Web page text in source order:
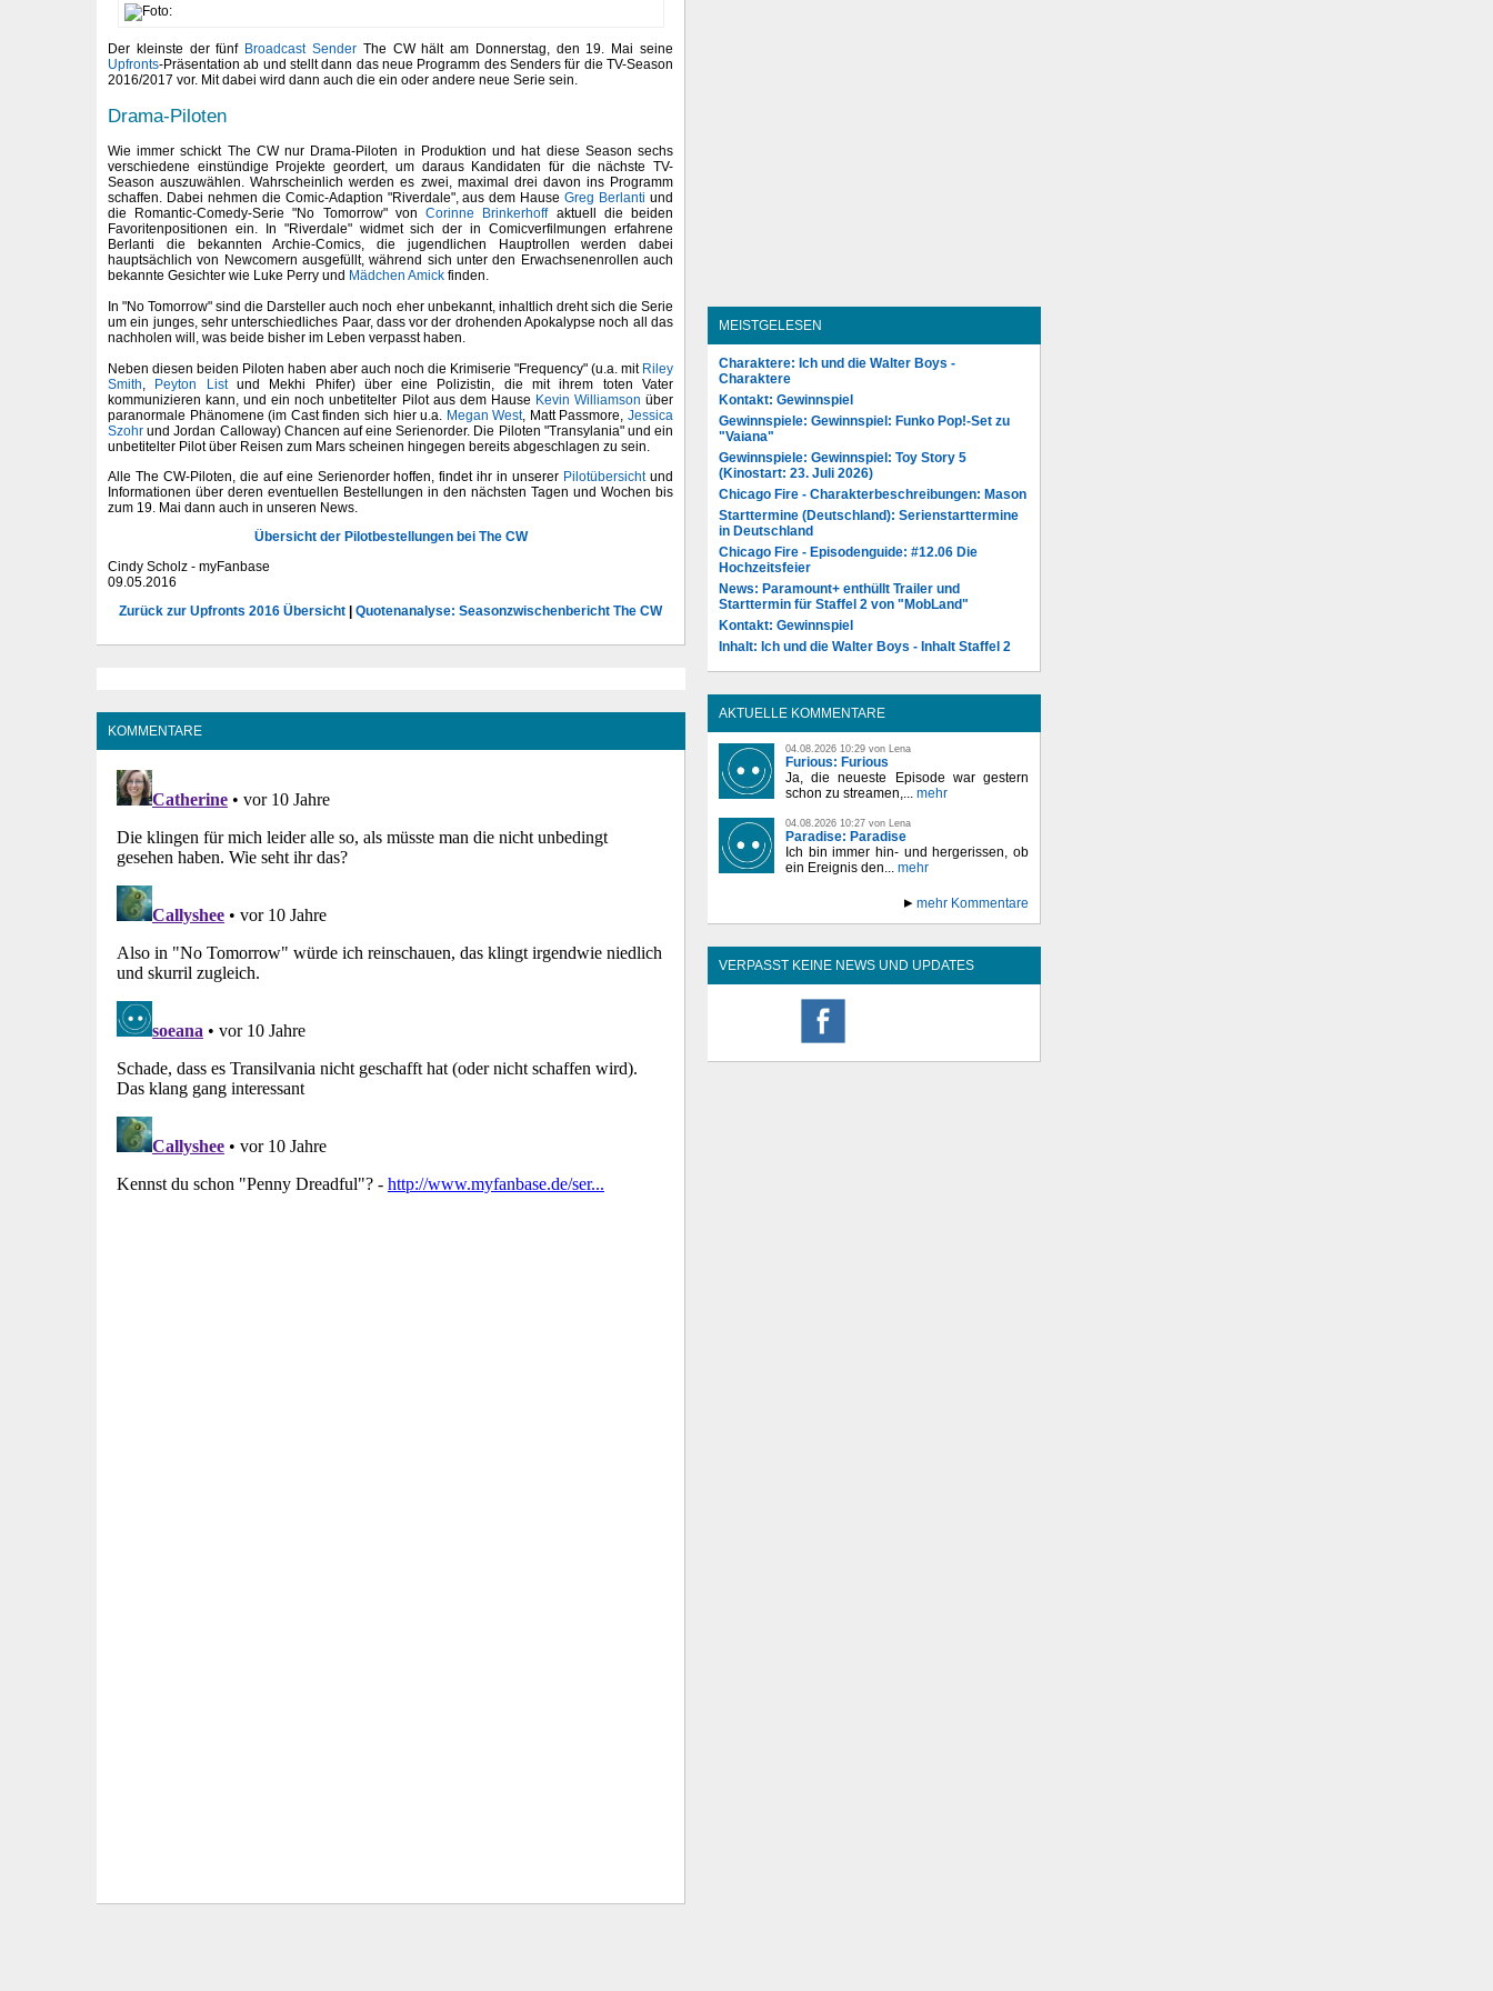
Der kleinste der fünf Broadcast SenderThe CW hält am Donnerstag, den 19. Mai seine
Upfronts-Präsentation ab und stellt dann das neue Programm des Senders für die TV-Season
2016/2017 vor. Mit dabei wird dann auch die ein oder andere neue Serie sein.
Drama-Piloten
Wie immer schickt The CW nur Drama-Piloten in Produktion und hat diese Season sechs
verschiedene einstündige Projekte geordert, um daraus Kandidaten für die nächste TV-
Season auszuwählen. Wahrscheinlich werden es zwei, maximal drei davon ins Programm
schaffen. Dabei nehmen die Comic-Adaption "Riverdale", aus dem HauseGreg Berlanti und
die Romantic-Comedy-Serie "No Tomorrow" vonCorinne Brinkerhoffaktuell die beiden
Favoritenpositionen ein. In "Riverdale" widmet sich der in Comicverfilmungen erfahrene
Berlanti die bekannten Archie-Comics, die jugendlichen Hauptrollen werden dabei
hauptsächlich von Newcomern ausgefüllt, während sich unter den Erwachsenenrollen auch
bekannte Gesichter wie Luke Perry und Mädchen Amick finden.
In "No Tomorrow" sind die Darsteller auch noch eher unbekannt, inhaltlich dreht sich die Serie
um ein junges, sehr unterschiedliches Paar, dass vor der drohenden Apokalypse noch all das
nachholen will, was beide bisher im Leben verpasst haben.
Neben diesen beiden Piloten haben aber auch noch die Krimiserie "Frequency" (u.a. mit Riley
Smith, Peyton Listund Mekhi Phifer) über eine Polizistin, die mit ihrem toten Vater
kommunizieren kann, und ein noch unbetitelter Pilot aus dem Hause Kevin Williamson über
paranormale Phänomene (im Cast finden sich hier u.a. Megan West, Matt Passmore,Jessica
Szohr und Jordan Calloway) Chancen auf eine Serienorder. Die Piloten "Transylania" und ein
unbetitelter Pilot über Reisen zum Mars scheinen hingegen bereits abgeschlagen zu sein.
Alle The CW-Piloten, die auf eine Serienorder hoffen, findet ihr in unserer Pilotübersichtund
Informationen über deren eventuellen Bestellungen in den nächsten Tagen und Wochen bis
zum 19. Mai dann auch in unseren News.
Übersicht der Pilotbestellungen bei The CW
Cindy Scholz - myFanbase
09.05.2016
Zurück zur Upfronts 2016 Übersicht
Quotenanalyse: Seasonzwischenbericht The CW
KOMMENTARE
MEISTGELESEN
Charaktere: Ich und die Walter Boys -
Charaktere
Kontakt: Gewinnspiel
Gewinnspiele: Gewinnspiel: Funko Pop!-Set zu
"Vaiana"
Gewinnspiele: Gewinnspiel: Toy Story 5
(Kinostart: 23. Juli 2026)
Chicago Fire - Charakterbeschreibungen: Mason
Starttermine (Deutschland): Serienstarttermine
in Deutschland
Chicago Fire - Episodenguide: #12.06 Die
Hochzeitsfeier
News: Paramount+ enthüllt Trailer und
Starttermin für Staffel 2 von "MobLand"
Kontakt: Gewinnspiel
Inhalt: Ich und die Walter Boys - Inhalt Staffel 2
AKTUELLE KOMMENTARE
04.08.2026 10:29 von Lena
Furious: Furious
Ja, die neueste Episode war gestern
schon zu streamen,... mehr
04.08.2026 10:27 von Lena
Paradise: Paradise
Ich bin immer hin- und hergerissen, ob
ein Ereignis den... mehr
mehr Kommentare
VERPASST KEINE NEWS UND UPDATES